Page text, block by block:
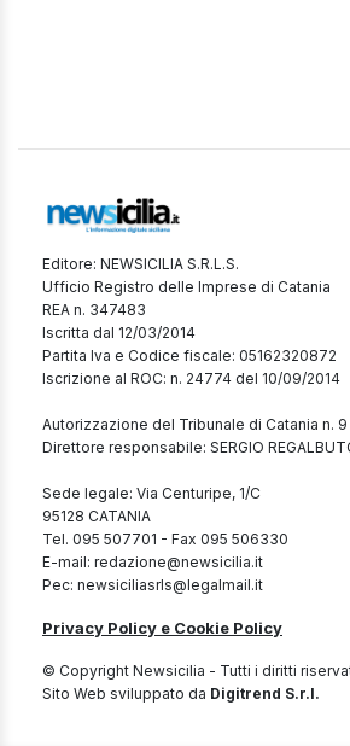
Editore: NEWSICILIA S.R.L.S.
Ufficio Registro delle Imprese di Catania
REA n. 347483
Iscritta dal 12/03/2014
Partita Iva e Codice fiscale: 05162320872
Iscrizione al ROC: n. 24774 del 10/09/2014
Autorizzazione del Tribunale di Catania n.
Direttore responsabile: SERGIO
Sede legale: Via Centuripe, 1/C
95128 CATANIA
Tel. 095 507701 - Fax 095 506330
E-mail: redazione@newsicilia.it
Pec: newsiciliasrls@legalmail.it
Privacy Policy e Cookie Policy
© Copyright Newsicilia - Tutti i diritti
Sito Web sviluppato da Digitrend S.r.l.